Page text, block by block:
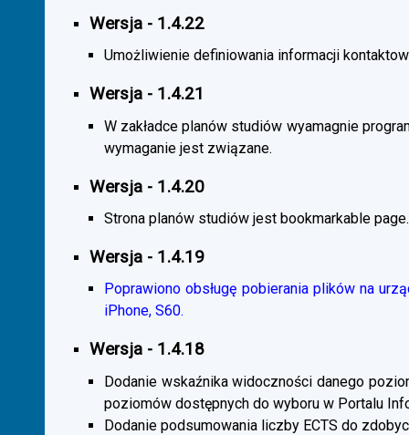
Wersja - 1.4.22
Umożliwienie definiowania informacji
Wersja - 1.4.21
W zakładce planów studiów wyamagnie
wymaganie jest związane.
Wersja - 1.4.20
Strona planów studiów jest bookmarkable page.
Wersja - 1.4.19
Poprawiono obsługę pobierania plików na
iPhone, S60.
Wersja - 1.4.18
Dodanie wskaźnika widoczności danego
poziomów dostępnych do wyboru w Portalu
Dodanie podsumowania liczby ECTS do